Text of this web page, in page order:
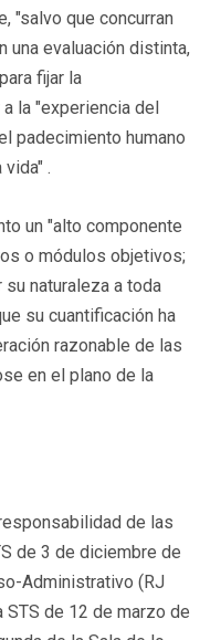
"salvo que concurran
una evaluación distinta,
fijar la
la "experiencia del
padecimiento humano
.
un "alto componente
o módulos objetivos;
naturaleza a toda
su cuantificación ha
razonable de las
en el plano de la
de las
de 3 de diciembre de
Administrativo (RJ
de 12 de marzo de